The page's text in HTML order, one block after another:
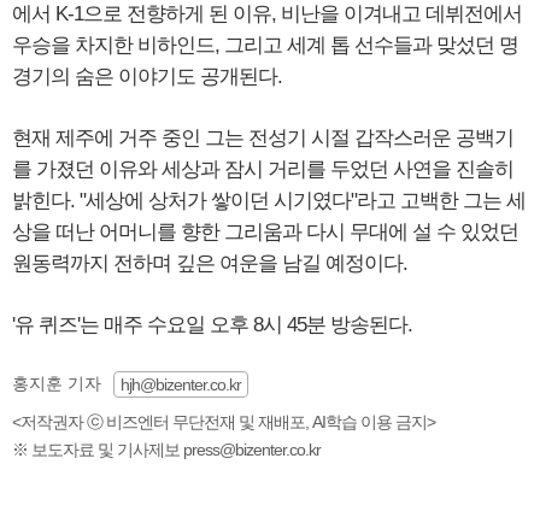
에서 K-1으로 전향하게 된 이유, 비난을 이겨내고 데뷔전에서
우승을 차지한 비하인드, 그리고 세계 톱 선수들과 맞섰던 명
경기의 숨은 이야기도 공개된다.
현재 제주에 거주 중인 그는 전성기 시절 갑작스러운 공백기
를 가졌던 이유와 세상과 잠시 거리를 두었던 사연을 진솔히
밝힌다. "세상에 상처가 쌓이던 시기였다"라고 고백한 그는 세
상을 떠난 어머니를 향한 그리움과 다시 무대에 설 수 있었던
원동력까지 전하며 깊은 여운을 남길 예정이다.
'유 퀴즈'는 매주 수요일 오후 8시 45분 방송된다.
홍지훈 기자
hjh@bizenter.co.kr
<저작권자 ⓒ 비즈엔터 무단전재 및 재배포, AI학습 이용 금지>
※ 보도자료 및 기사제보 press@bizenter.co.kr